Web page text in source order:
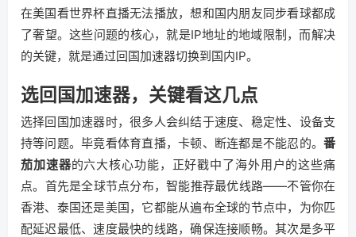
在美国看世界杯直播无法播放，想和国内朋友同步看球都成
了奢望。这些问题的核心，就是IP地址的地域限制，而解决
的关键，就是通过回国加速器切换到国内IP。
选回国加速器，关键看这几点
选择回国加速器时，很多人会纠结于速度、稳定性、设备支
持等问题。毕竟看体育直播，卡顿、断连都是不能忍的。 番
茄加速器的六大核心功能，正好戳中了海外用户的这些痛
点。首先是全球节点分布，智能推荐最优线路——不管你在
香港、泰国还是美国，它都能从遍布全球的节点中，为你匹
配延迟最低、速度最快的线路，确保连接顺畅。其次是多平